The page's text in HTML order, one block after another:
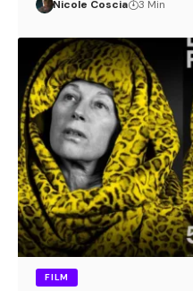
Nicole Coscia 3 Min
FILM